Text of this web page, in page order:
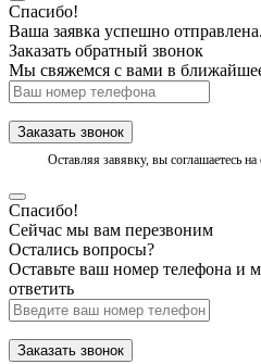
Спасибо!
Ваша заявка успешно отправлена.
Заказать обратный звонок
Мы свяжемся с вами в
Заказать звонок
Оставляя завявку, вы соглашаетесь
Спасибо!
Сейчас мы вам перезвоним
Остались вопросы?
Оставьте ваш номер телефона и
ответить
Заказать звонок